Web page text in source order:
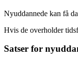
Nyuddannede kan få
Hvis de overholder
Satser for